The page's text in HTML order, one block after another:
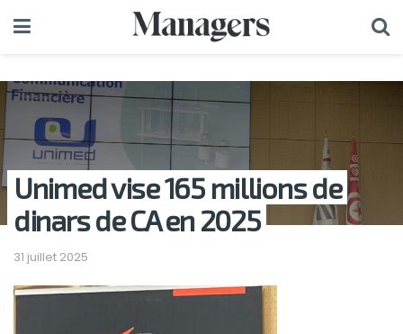
Unimed vise 165 millions de
dinars de CA en 2025
31 juillet 2025